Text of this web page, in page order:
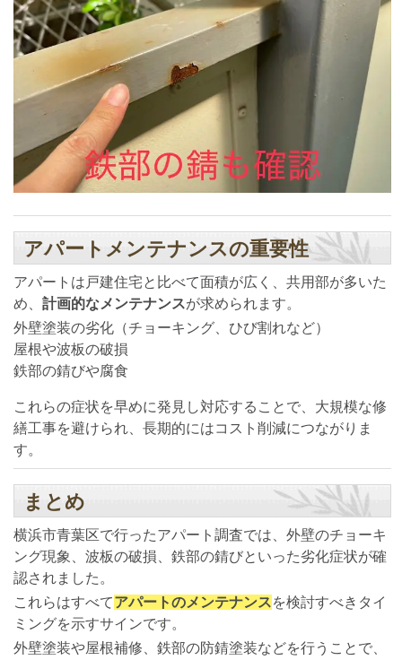
アパートメンテナンスの重要性
アパートは戸建住宅と比べて面積が広く、共用部が多いた
め、 計画的なメンテナンスが求められます。
外壁塗装の劣化（チョーキング、ひび割れなど）
屋根や波板の破損
鉄部の錆びや腐食
これらの症状を早めに発見し対応することで、大規模な修
繕工事を避けられ、長期的にはコスト削減につながりま
す。
まとめ
横浜市青葉区で行ったアパート調査では、外壁のチョーキ
ング現象、波板の破損、鉄部の錆びといった劣化症状が確
認されました。
これらはすべてアパートのメンテナンスを検討すべきタイ
ミングを示すサインです。
外壁塗装や屋根補修、鉄部の防錆塗装などを行うことで、